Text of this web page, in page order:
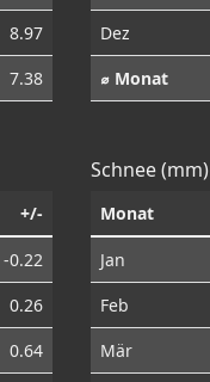
8.97
7.38
Dez
⌀ Monat
+/-
-0.22
0.26
0.64
Schnee (mm)
Monat
Jan
Feb
Mär